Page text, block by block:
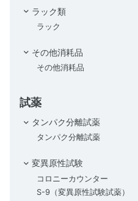
ラック類
ラック
その他消耗品
その他消耗品
試薬
タンパク分離試薬
タンパク分離試薬
変異原性試験
コロニーカウンター
S-9（変異原性試験試薬）